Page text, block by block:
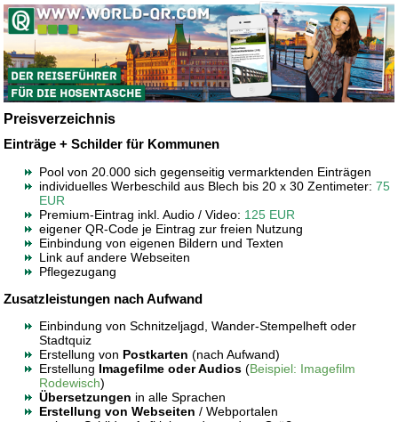
Preisverzeichnis
Einträge + Schilder für Kommunen
Pool von 20.000 sich gegenseitig vermarktenden Einträgen
individuelles Werbeschild aus Blech bis 20 x 30 Zentimeter:75
EUR
Premium-Eintrag inkl. Audio / Video: 125 EUR
eigener QR-Code je Eintrag zur freien Nutzung
Einbindung von eigenen Bildern und Texten
Link auf andere Webseiten
Pflegezugang
Zusatzleistungen nach Aufwand
Einbindung von Schnitzeljagd, Wander-Stempelheft oder
Stadtquiz
Erstellung von Postkarten(nach Aufwand)
Erstellung Imagefilme oder Audios (Beispiel: Imagefilm
Rodewisch)
Übersetzungen in alle Sprachen
Erstellung von Webseiten / Webportalen